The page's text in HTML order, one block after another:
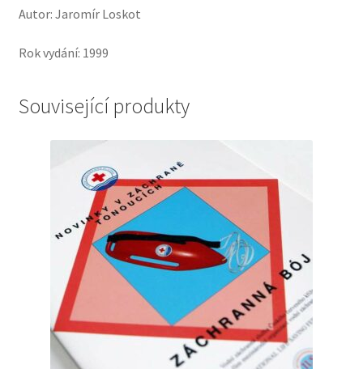
Autor: Jaromír Loskot
Rok vydání: 1999
Související produkty